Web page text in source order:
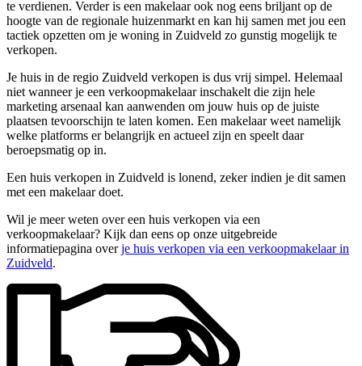
te verdienen. Verder is een makelaar ook nog eens briljant op de
hoogte van de regionale huizenmarkt en kan hij samen met jou een
tactiek opzetten om je woning in Zuidveld zo gunstig mogelijk te
verkopen.
Je huis in de regio Zuidveld verkopen is dus vrij simpel. Helemaal
niet wanneer je een verkoopmakelaar inschakelt die zijn hele
marketing arsenaal kan aanwenden om jouw huis op de juiste
plaatsen tevoorschijn te laten komen. Een makelaar weet namelijk
welke platforms er belangrijk en actueel zijn en speelt daar
beroepsmatig op in.
Een huis verkopen in Zuidveld is lonend, zeker indien je dit samen
met een makelaar doet.
Wil je meer weten over een huis verkopen via een
verkoopmakelaar? Kijk dan eens op onze uitgebreide
informatiepagina overje huis verkopen via een verkoopmakelaar in
Zuidveld.